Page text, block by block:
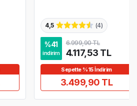
4,5 (4)
%41
indirim
6.999,90 TL
4.117,53 TL
Sepette %15 İndirim
3.499,90 TL